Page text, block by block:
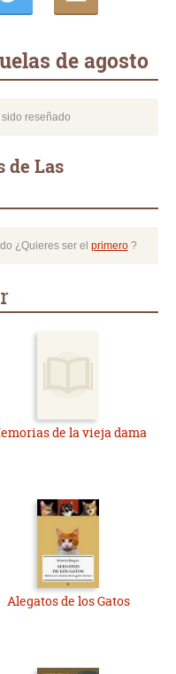
de agosto
reseñado
de Las
¿Quieres ser el primero?
de la vieja dama
Alegatos de los Gatos